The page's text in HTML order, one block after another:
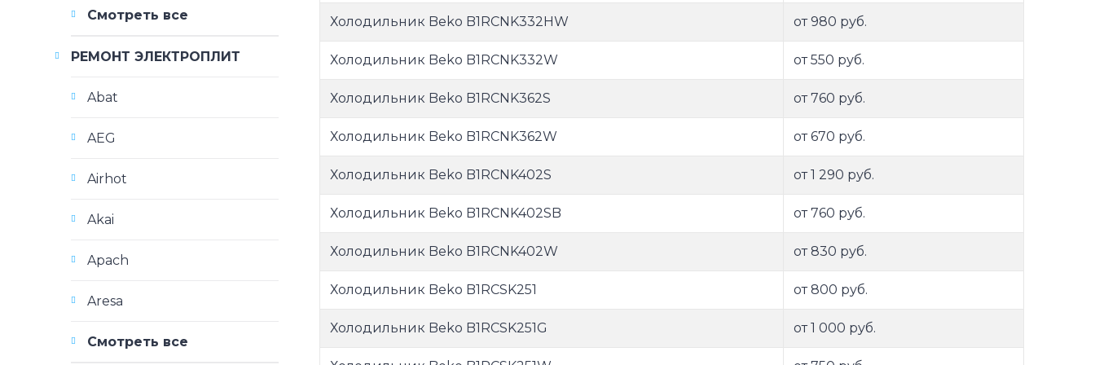
Холодильник Beko B1RCNK332HW от 980 руб.
Холодильник Beko B1RCNK332W от 550 руб.
Холодильник Beko B1RCNK362S от 760 руб.
Холодильник Beko B1RCNK362W от 670 руб.
Холодильник Beko B1RCNK402S от 1 290 руб.
Холодильник Beko B1RCNK402SB от 760 руб.
Холодильник Beko B1RCNK402W от 830 руб.
Холодильник Beko B1RCSK251 от 800 руб.
Холодильник Beko B1RCSK251G от 1 000 руб.
Смотреть все
РЕМОНТ ЭЛЕКТРОПЛИТ
Abat
AEG
Airhot
Akai
Apach
Aresa
Смотреть все